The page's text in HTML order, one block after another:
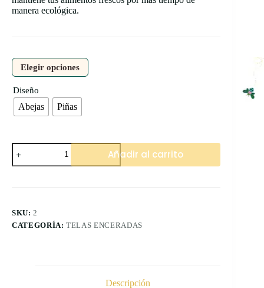
manera ecológica.
Elegir opciones
Diseño
Abejas Piñas
Bolsa
de
tela
Añadir al carrito
SKU:2
CATEGORÍA:TELAS ENCERADAS
Descripción